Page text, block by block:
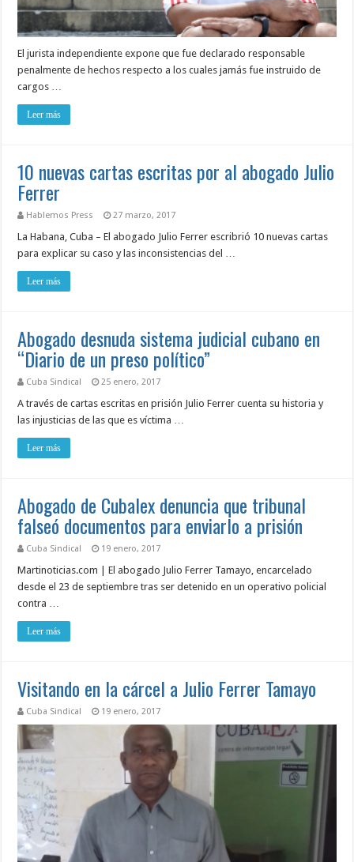
El jurista independiente expone que fue declarado responsable
penalmente de hechos respecto a los cuales jamás fue instruido de
cargos …
Leer más
10 nuevas cartas escritas por al abogado Julio
Ferrer
Hablemos Press 27 marzo, 2017
La Habana, Cuba – El abogado Julio Ferrer escribrió 10 nuevas cartas
para explicar su caso y las inconsistencias del …
Leer más
Abogado desnuda sistema judicial cubano en
“Diario de un preso político”
Cuba Sindical 25 enero, 2017
A través de cartas escritas en prisión Julio Ferrer cuenta su historia y
las injusticias de las que es víctima …
Leer más
Abogado de Cubalex denuncia que tribunal
falseó documentos para enviarlo a prisión
Cuba Sindical 19 enero, 2017
Martinoticias.com | El abogado Julio Ferrer Tamayo, encarcelado
desde el 23 de septiembre tras ser detenido en un operativo policial
contra …
Leer más
Visitando en la cárcel a Julio Ferrer Tamayo
Cuba Sindical 19 enero, 2017